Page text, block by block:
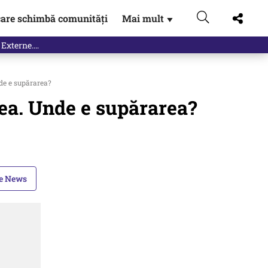
schimbă comunități Mai mult ▼
e supărarea?
Unde e supărarea?
News